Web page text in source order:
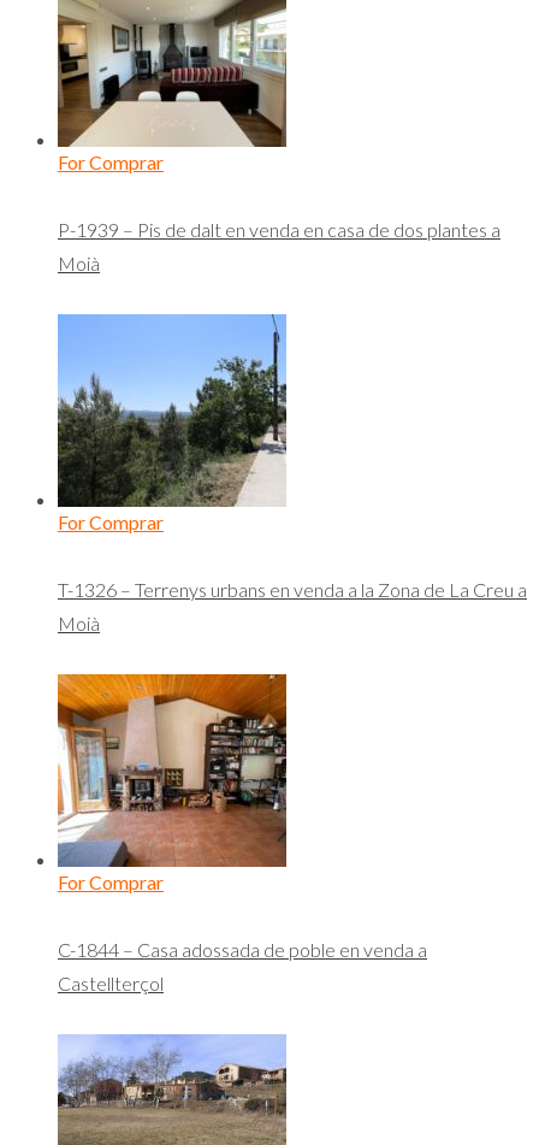
For Comprar
P-1939 – Pis de dalt en venda en casa de dos plantes a
Moià
For Comprar
T-1326 – Terrenys urbans en venda a la Zona de La Creu a
Moià
For Comprar
C-1844 – Casa adossada de poble en venda a
Castellterçol